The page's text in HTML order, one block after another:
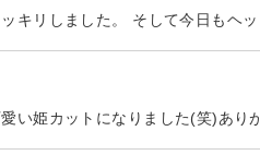
い姫カットになりました(笑)あり